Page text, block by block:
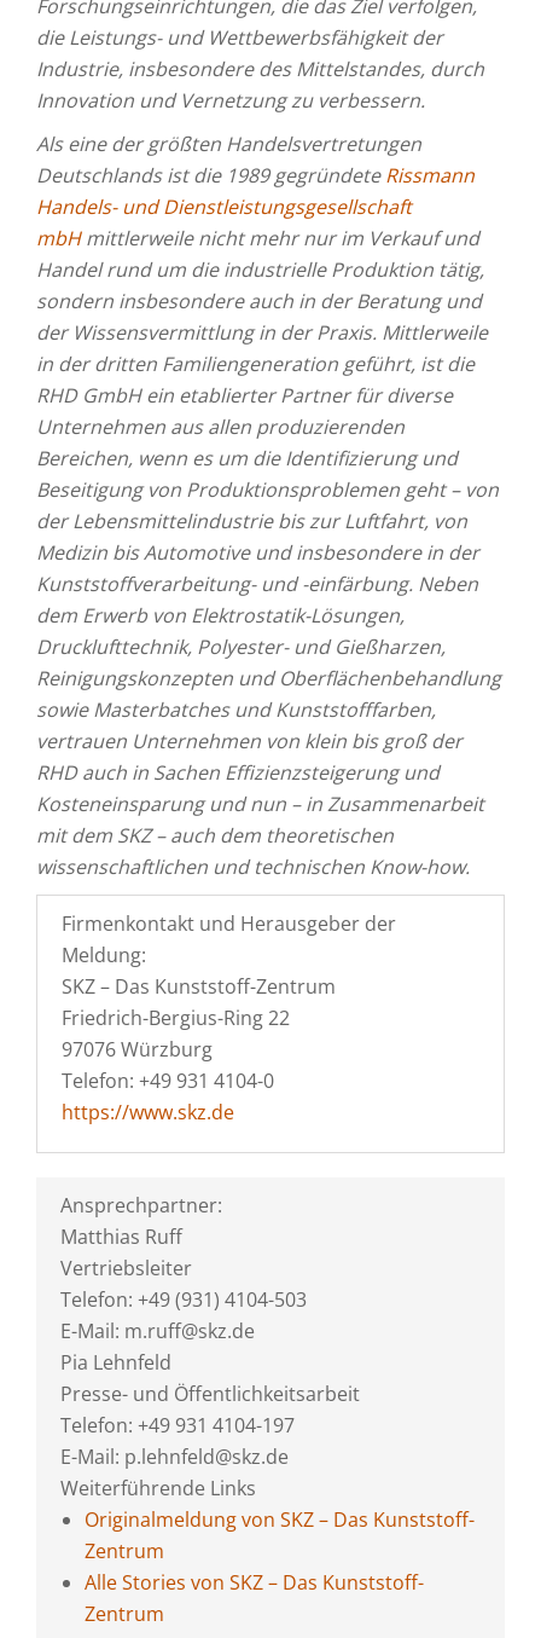
Forschungseinrichtungen, die das Ziel verfolgen,
die Leistungs- und Wettbewerbsfähigkeit der
Industrie, insbesondere des Mittelstandes, durch
Innovation und Vernetzung zu verbessern.
Als eine der größten Handelsvertretungen
Deutschlands ist die 1989 gegründeteRissmann
Handels- und Dienstleistungsgesellschaft
mbHmittlerweile nicht mehr nur im Verkauf und
Handel rund um die industrielle Produktion tätig,
sondern insbesondere auch in der Beratung und
der Wissensvermittlung in der Praxis. Mittlerweile
in der dritten Familiengeneration geführt, ist die
RHD GmbH ein etablierter Partner für diverse
Unternehmen aus allen produzierenden
Bereichen, wenn es um die Identifizierung und
Beseitigung von Produktionsproblemen geht – von
der Lebensmittelindustrie bis zur Luftfahrt, von
Medizin bis Automotive und insbesondere in der
Kunststoffverarbeitung- und -einfärbung. Neben
dem Erwerb von Elektrostatik-Lösungen,
Drucklufttechnik, Polyester- und Gießharzen,
Reinigungskonzepten und Oberflächenbehandlung
sowie Masterbatches und Kunststofffarben,
vertrauen Unternehmen von klein bis groß der
RHD auch in Sachen Effizienzsteigerung und
Kosteneinsparung und nun – in Zusammenarbeit
mit dem SKZ – auch dem theoretischen
wissenschaftlichen und technischen Know-how.
Firmenkontakt und Herausgeber der
Meldung:
SKZ – Das Kunststoff-Zentrum
Friedrich-Bergius-Ring 22
97076 Würzburg
Telefon: +49 931 4104-0
https://www.skz.de
Ansprechpartner:
Matthias Ruff
Vertriebsleiter
Telefon: +49 (931) 4104-503
E-Mail: m.ruff@skz.de
Pia Lehnfeld
Presse- und Öffentlichkeitsarbeit
Telefon: +49 931 4104-197
E-Mail: p.lehnfeld@skz.de
Weiterführende Links
Originalmeldung von SKZ – Das Kunststoff-
Zentrum
Alle Stories von SKZ – Das Kunststoff-
Zentrum